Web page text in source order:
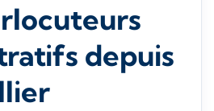
depuis